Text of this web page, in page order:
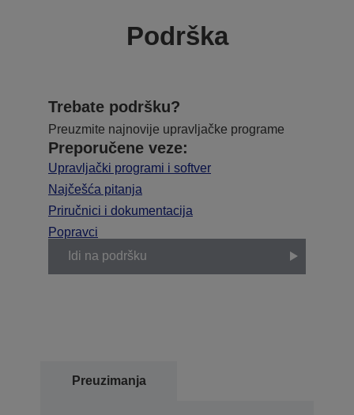
Podrška
Trebate podršku?
Preuzmite najnovije upravljačke programe
Preporučene veze:
Upravljački programi i softver
Najčešća pitanja
Priručnici i dokumentacija
Popravci
Idi na podršku
Preuzimanja